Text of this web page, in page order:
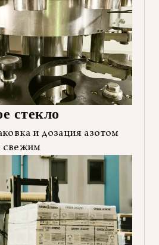
стекло
и дозация азотом
свежим